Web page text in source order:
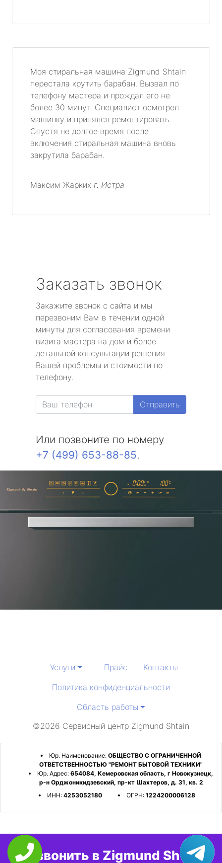
Моя стиральная машина Zigmund Shtain
перестала крутить барабан. Вызвал по
телефону мастера и прождал его не
более 30 минут. Специалист осмотрел
машинку и принялся ремонтировать.
Спустя не долгое время после
включения стиральная машина вновь
закрутила барабан.
Максим Жарких г. Истра
Заказать звонок
Закажите звонок с сайта и мы
перезвоним Вам в течении одной
минуты для согласования времени
визита мастера на дом и более
детальной консультации решения
Вашей проблемы и стоимости по
телефону.
Отправить
Или позвоните по номеру
+7 (499) 653-88-85.
Услуги Прайс
Контакты
Политика конфиденциальности
Область работы
©2026 Сервисный центр Zigmund Shtain
Юр. Наименование: ОБЩЕСТВО С ОГРАНИЧЕННОЙ
ОТВЕТСТВЕННОСТЬЮ "РЕМОНТ БЫТОВОЙ ТЕХНИКИ"
Юр. Адрес: 654084, Кемеровская область, г Новокузнецк,
р-н Орджоникидзевский, пр-кт Шахтеров, д. 31, кв. 2
ИНН: 4253052180 ОГРН: 1224200006128
Позвонить в Zigmund Shtain